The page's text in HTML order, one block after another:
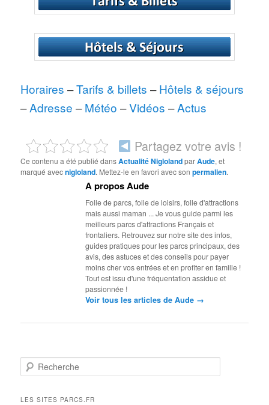
Horaires –Tarifs & billets –Hôtels & séjours
–Adresse –Météo –Vidéos –Actus
Partagez votre avis !
Ce contenu a été publié dansActualité NiglolandparAude, et
marqué avecnigloland. Mettez-le en favori avec sonpermalien.
A propos Aude
Folle de parcs, folle de loisirs, folle d'attractions
mais aussi maman ... Je vous guide parmi les
meilleurs parcs d'attractions Français et
frontaliers. Retrouvez sur notre site des infos,
guides pratiques pour les parcs principaux, des
avis, des astuces et des conseils pour payer
moins cher vos entrées et en profiter en famille !
Tout est issu d'une fréquentation assidue et
passionnée !
Voir tous les articles de Aude →
e
h
LES SITES PARCS.FR